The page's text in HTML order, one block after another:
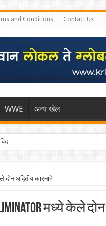
and Conditions Contact Us
WWE अन्य खेल
अद्वितीय कारनामे
मध्ये केले दोन